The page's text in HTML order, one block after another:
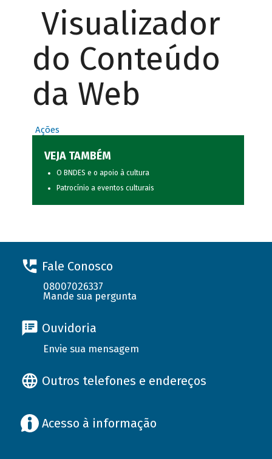
Visualizador
do Conteúdo
da Web
Ações
VEJA TAMBÉM
O BNDES e o apoio à cultura
Patrocínio a eventos culturais
Fale Conosco
08007026337
Mande sua pergunta
Ouvidoria
Envie sua mensagem
Outros telefones e endereços
Acesso à informação